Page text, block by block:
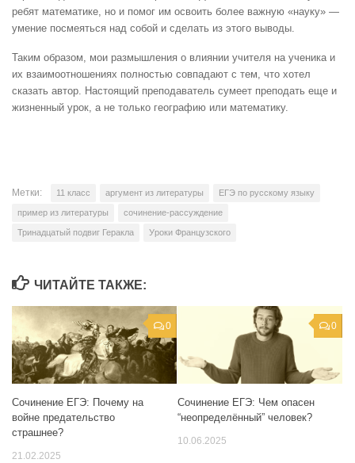
ребят математике, но и помог им освоить более важную «науку» —
умение посмеяться над собой и сделать из этого выводы.
Таким образом, мои размышления о влиянии учителя на ученика и
их взаимоотношениях полностью совпадают с тем, что хотел
сказать автор. Настоящий преподаватель сумеет преподать еще и
жизненный урок, а не только географию или математику.
Метки: 11 класс аргумент из литературы ЕГЭ по русскому языку
пример из литературы сочинение-рассуждение
Тринадцатый подвиг Геракла Уроки Французского
ЧИТАЙТЕ ТАКЖЕ:
0
Сочинение ЕГЭ: Почему на
войне предательство
страшнее?
21.02.2025
0
Сочинение ЕГЭ: Чем опасен
“неопределённый” человек?
10.06.2025